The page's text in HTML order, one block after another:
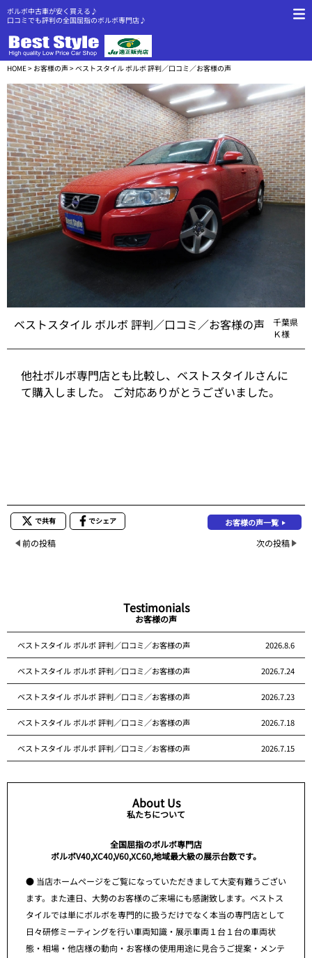
ボルボ中古車が安く買える♪
口コミでも評判の全国屈指のボルボ専門店♪
HOME> お客様の声> ベストスタイル ボルボ 評判／口コミ／お客様の声
ベストスタイル ボルボ 評判／口コミ／お客様の声
千葉県
Ｋ様
他社ボルボ専門店とも比較し、ベストスタイルさんに
て購入しました。 ご対応ありがとうございました。
で共有 でシェア お客様の声一覧
前の投稿 次の投稿
Testimonials
お客様の声
ベストスタイル ボルボ 評判／口コミ／お客様の声 2026.8.6
ベストスタイル ボルボ 評判／口コミ／お客様の声 2026.7.24
ベストスタイル ボルボ 評判／口コミ／お客様の声 2026.7.23
ベストスタイル ボルボ 評判／口コミ／お客様の声 2026.7.18
ベストスタイル ボルボ 評判／口コミ／お客様の声 2026.7.15
About Us
私たちについて
全国屈指のボルボ専門店
ボルボV40,XC40,V60,XC60,地域最大級の展示台数です。
● 当店ホームページをご覧になっていただきまして大変有難うござい
ます。また連日、大勢のお客様のご来場にも感謝致します。ベストス
タイルでは単にボルボを専門的に扱うだけでなく本当の専門店として
日々研修ミーティングを行い車両知識・展示車両１台１台の車両状
態・相場・他店様の動向・お客様の使用用途に見合うご提案・メンテ